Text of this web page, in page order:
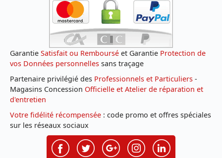
Garantie Satisfait ou Remboursé et Garantie Protection de
vos Données personnelles sans traçage
Partenaire privilégié des Professionnels et Particuliers -
Magasins Concession Officielle et Atelier de réparation et
d'entretien
Votre fidélité récompensée : code promo et offres spéciales
sur les réseaux sociaux